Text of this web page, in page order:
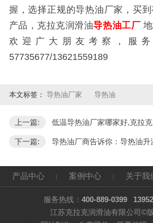
握，选择正规的导热油厂家，买
产品，克拉克润滑油导热油工厂
欢迎广大朋友考察，服
57735677/13621559189
本文标签： 导热油厂家 导热油
上一篇: 低温导热油厂家哪家好,克拉克
下一篇: 导热油厂商告诉你：导热油升
产品中心 案例中心 关于我
服务热线： 400-889-0399
江苏克拉克润滑油有限公司©